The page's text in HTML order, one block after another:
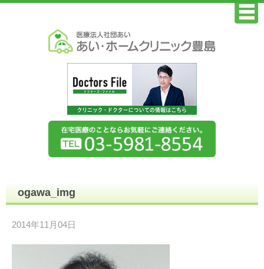
ogawa_img
2014年11月04日